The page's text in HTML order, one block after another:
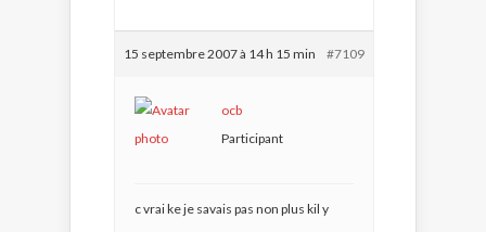
15 septembre 2007 à 14 h 15 min #7109
ocb
Participant
c vrai ke je savais pas non plus kil y